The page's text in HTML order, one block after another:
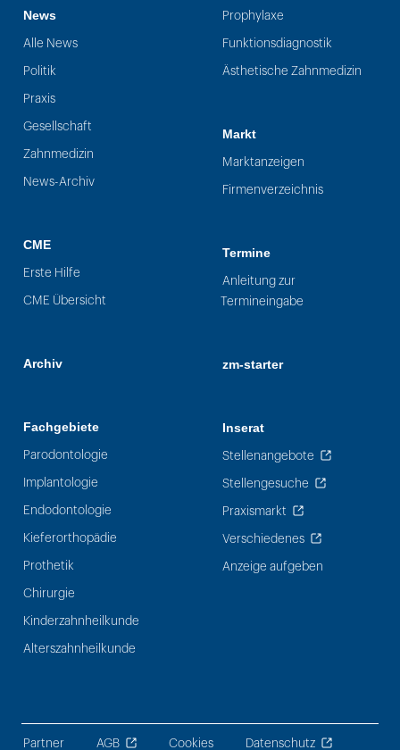
News
Alle News
Politik
Praxis
Gesellschaft
Zahnmedizin
News-Archiv
CME
Erste Hilfe
CME Übersicht
Archiv
Fachgebiete
Parodontologie
Implantologie
Endodontologie
Kieferorthopädie
Prothetik
Chirurgie
Kinderzahnheilkunde
Alterszahnheilkunde
Prophylaxe
Funktionsdiagnostik
Ästhetische Zahnmedizin
Markt
Marktanzeigen
Firmenverzeichnis
Termine
Anleitung zur
Termineingabe
zm-starter
Inserat
Stellenangebote
Stellengesuche
Praxismarkt
Verschiedenes
Anzeige aufgeben
Partner AGB Cookies Datenschutz